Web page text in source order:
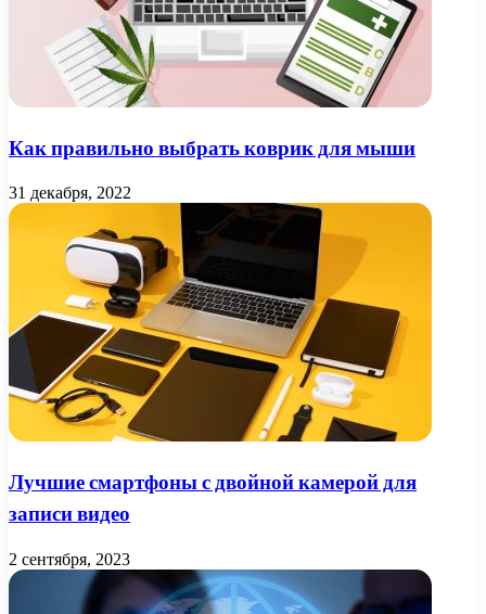
Как правильно выбрать коврик для мыши
31 декабря, 2022
Лучшие смартфоны с двойной камерой для
записи видео
2 сентября, 2023